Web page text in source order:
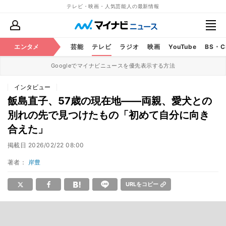
テレビ・映画・人気芸能人の最新情報
エンタメ 芸能 テレビ ラジオ 映画 YouTube BS・
Googleでマイナビニュースを優先表示する方法
インタビュー
飯島直子、57歳の現在地――両親、愛犬との
別れの先で見つけたもの「初めて自分に向き
合えた」
掲載日 2026/02/22 08:00
著者： 岸豊
URLをコピー